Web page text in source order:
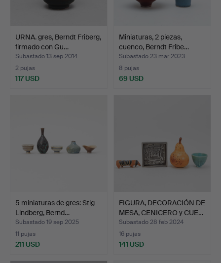
URNA. gres, Berndt Friberg,
firmado con Gu…
Subastado 13 sep 2014
2 pujas
117 USD
Miniaturas, 2 piezas,
cuenco, Berndt Fribe…
Subastado 23 mar 2023
8 pujas
69 USD
5 miniaturas de gres: Stig
Lindberg, Bernd…
Subastado 19 sep 2025
11 pujas
211 USD
FIGURA, DECORACIÓN DE
MESA, CENICERO y CUE…
Subastado 28 feb 2024
16 pujas
141 USD